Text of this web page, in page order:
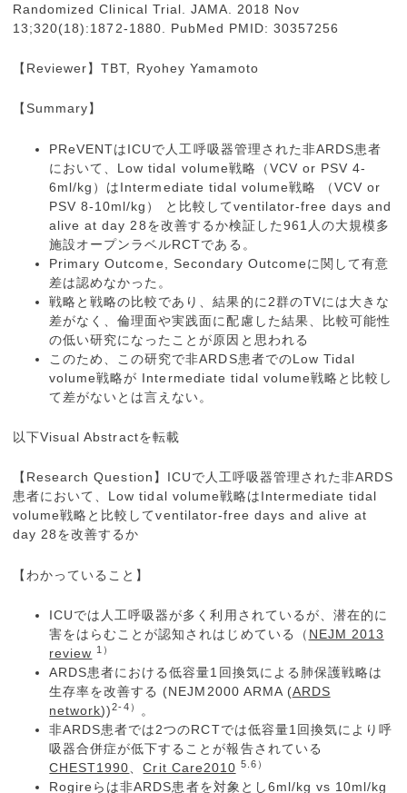
Randomized Clinical Trial. JAMA. 2018 Nov
13;320(18):1872-1880. PubMed PMID: 30357256
【Reviewer】TBT, Ryohey Yamamoto
【Summary】
PReVENTはICUで人工呼吸器管理された非ARDS患者
において、Low tidal volume戦略（VCV or PSV 4-
6ml/kg）はIntermediate tidal volume戦略 （VCV or
PSV 8-10ml/kg） と比較してventilator-free days and
alive at day 28を改善するか検証した961人の大規模多
施設オープンラベルRCTである。
Primary Outcome, Secondary Outcomeに関して有意
差は認めなかった。
戦略と戦略の比較であり、結果的に2群のTVには大きな
差がなく、倫理面や実践面に配慮した結果、比較可能性
の低い研究になったことが原因と思われる
このため、この研究で非ARDS患者でのLow Tidal
volume戦略が Intermediate tidal volume戦略と比較し
て差がないとは言えない。
以下Visual Abstractを転載
【Research Question】ICUで人工呼吸器管理された非ARDS
患者において、Low tidal volume戦略はIntermediate tidal
volume戦略と比較してventilator-free days and alive at
day 28を改善するか
【わかっていること】
ICUでは人工呼吸器が多く利用されているが、潜在的に
害をはらむことが認知されはじめている（ NEJM 2013
review 1）
ARDS患者における低容量1回換気による肺保護戦略は
生存率を改善する (NEJM2000 ARMA (ARDS
network))2-4）
。
非ARDS患者では2つのRCTでは低容量1回換気により呼
吸器合併症が低下することが報告されている
CHEST1990 、Crit Care2010 5.6）
Rogireらは非ARDS患者を対象とし6ml/kg vs 10ml/kg